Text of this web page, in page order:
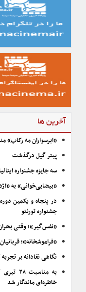
آخرین ها
«ابرسواران مه رکاب»
پیتر گیل درگذشت
سه جایزه جشنواره
«بیضایی‌خوانی» به
در پنجاه و یکمین
جشنواره تورنتو
«نفس‌گیر»؛ وقتی
«فراموشخانه»؛
نگاهی نقادانه بر
به
خاطره‌ای ماندگار شد